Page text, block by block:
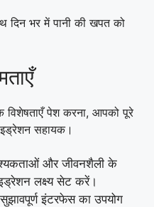
भर में पानी की खपत को
विशेषताएँ पेश करना, आपको पूरे
सहायक।
और जीवनशैली के
लक्ष्य सेट करें।
इंटरफेस का उपयोग